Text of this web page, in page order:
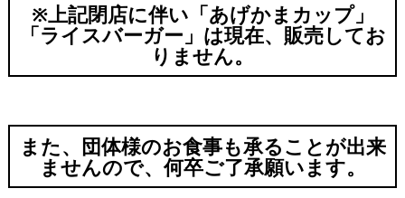
※上記閉店に伴い「あげかまカップ」
「ライスバーガー」は現在、販売してお
りません。
また、団体様のお食事も承ることが出来
ませんので、何卒ご了承願います。